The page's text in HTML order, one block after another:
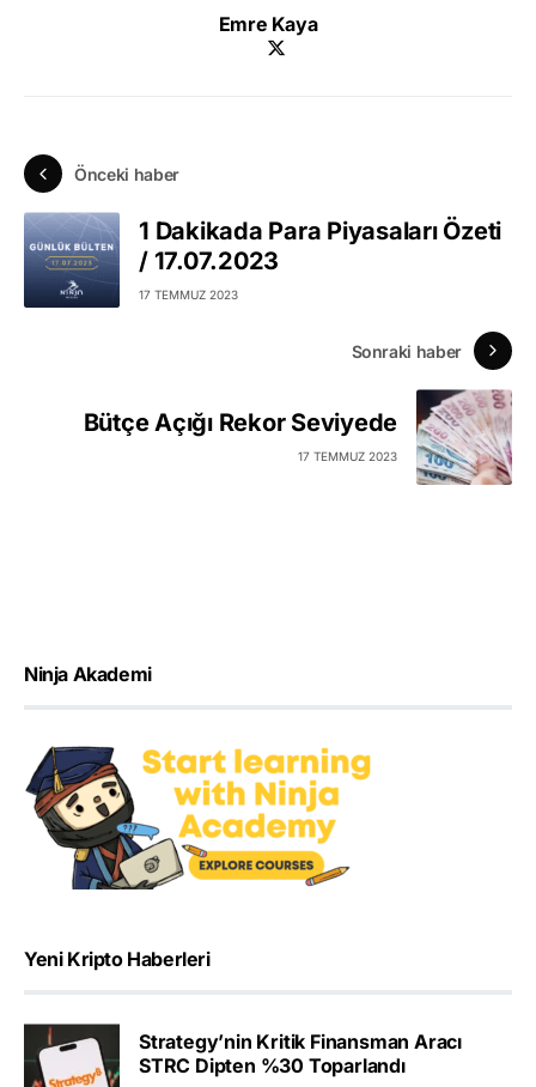
Emre Kaya
Önceki haber
1 Dakikada Para Piyasaları Özeti
/ 17.07.2023
17 TEMMUZ 2023
Sonraki haber
Bütçe Açığı Rekor Seviyede
17 TEMMUZ 2023
Ninja Akademi
Yeni Kripto Haberleri
Strategy’nin Kritik Finansman Aracı
STRC Dipten %30 Toparlandı